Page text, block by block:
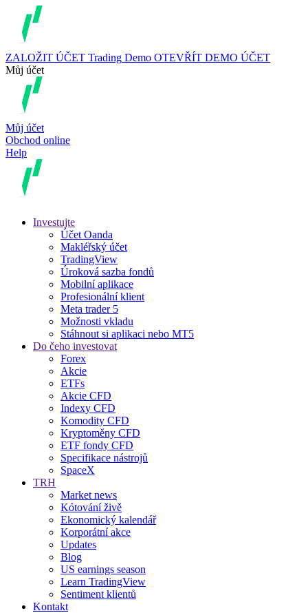
ZALOŽIT ÚČET Trading Demo OTEVŘÍT DEMO ÚČET
Můj účet
Můj účet
Obchod online
Help
Investujte
Účet Oanda
Makléřský účet
TradingView
Úroková sazba fondů
Mobilní aplikace
Profesionální klient
Meta trader 5
Možnosti vkladu
Stáhnout si aplikaci nebo MT5
Do čeho investovat
Forex
Akcie
ETFs
Akcie CFD
Indexy CFD
Komodity CFD
Kryptoměny CFD
ETF fondy CFD
Specifikace nástrojů
SpaceX
TRH
Market news
Kótování živě
Ekonomický kalendář
Korporátní akce
Updates
Blog
US earnings season
Learn TradingView
Sentiment klientů
Kontakt